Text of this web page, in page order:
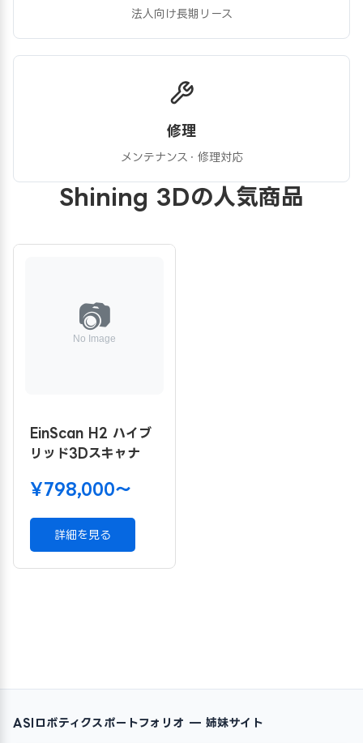
法人向け長期リース
修理
メンテナンス・修理対応
Shining 3Dの人気商品
EinScan H2 ハイブ
リッド3Dスキャナ
¥798,000〜
詳細を見る
ASIロボティクスポートフォリオ — 姉妹サイト